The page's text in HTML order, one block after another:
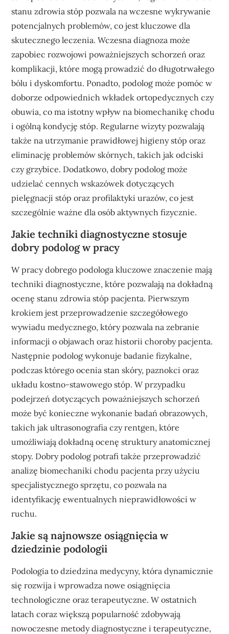
stanu zdrowia stóp pozwala na wczesne wykrywanie
potencjalnych problemów, co jest kluczowe dla
skutecznego leczenia. Wczesna diagnoza może
zapobiec rozwojowi poważniejszych schorzeń oraz
komplikacji, które mogą prowadzić do długotrwałego
bólu i dyskomfortu. Ponadto, podolog może pomóc w
doborze odpowiednich wkładek ortopedycznych czy
obuwia, co ma istotny wpływ na biomechanikę chodu
i ogólną kondycję stóp. Regularne wizyty pozwalają
także na utrzymanie prawidłowej higieny stóp oraz
eliminację problemów skórnych, takich jak odciski
czy grzybice. Dodatkowo, dobry podolog może
udzielać cennych wskazówek dotyczących
pielęgnacji stóp oraz profilaktyki urazów, co jest
szczególnie ważne dla osób aktywnych fizycznie.
Jakie techniki diagnostyczne stosuje
dobry podolog w pracy
W pracy dobrego podologa kluczowe znaczenie mają
techniki diagnostyczne, które pozwalają na dokładną
ocenę stanu zdrowia stóp pacjenta. Pierwszym
krokiem jest przeprowadzenie szczegółowego
wywiadu medycznego, który pozwala na zebranie
informacji o objawach oraz historii choroby pacjenta.
Następnie podolog wykonuje badanie fizykalne,
podczas którego ocenia stan skóry, paznokci oraz
układu kostno-stawowego stóp. W przypadku
podejrzeń dotyczących poważniejszych schorzeń
może być konieczne wykonanie badań obrazowych,
takich jak ultrasonografia czy rentgen, które
umożliwiają dokładną ocenę struktury anatomicznej
stopy. Dobry podolog potrafi także przeprowadzić
analizę biomechaniki chodu pacjenta przy użyciu
specjalistycznego sprzętu, co pozwala na
identyfikację ewentualnych nieprawidłowości w
ruchu.
Jakie są najnowsze osiągnięcia w
dziedzinie podologii
Podologia to dziedzina medycyny, która dynamicznie
się rozwija i wprowadza nowe osiągnięcia
technologiczne oraz terapeutyczne. W ostatnich
latach coraz większą popularność zdobywają
nowoczesne metody diagnostyczne i terapeutyczne,